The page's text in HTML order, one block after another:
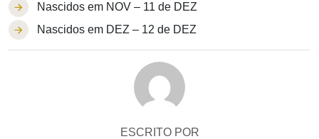
Nascidos em NOV – 11 de DEZ
Nascidos em DEZ – 12 de DEZ
ESCRITO POR